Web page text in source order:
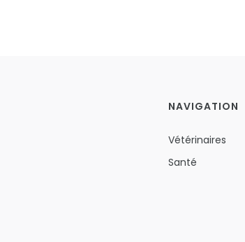
NAVIGATION
Vétérinaires
Santé